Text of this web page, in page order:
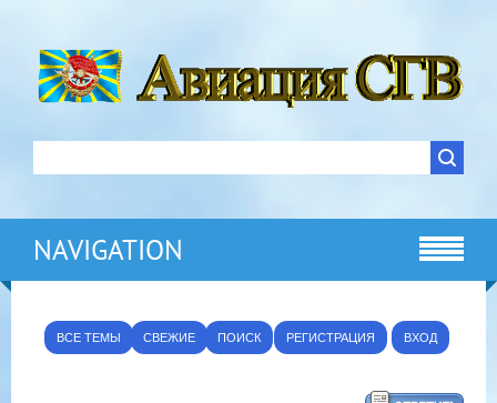
NAVIGATION
ВСЕ ТЕМЫ СВЕЖИЕ ПОИСК РЕГИСТРАЦИЯ ВХОД